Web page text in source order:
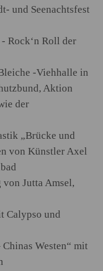
und Seenachtsfest
- Rock‘n Roll der
-Viehhalle in
Aktion
der
„Brücke und
von Künstler Axel
Jutta Amsel,
Calypso und
Westen“ mit